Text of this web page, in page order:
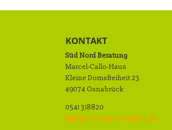
KONTAKT
Süd Nord Beratung
Marcel-Callo-Haus
Kleine Domsfreiheit 23
49074 Osnabrück
0541 318820
info@suednordberatung.de